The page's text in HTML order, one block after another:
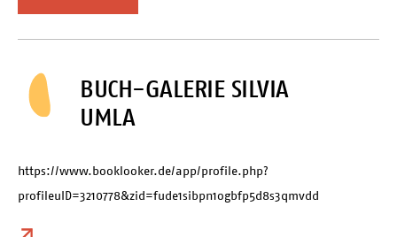
BUCH-GALERIE SILVIA
UMLA
https://www.booklooker.de/app/profile.php?
profileuID=3210778&zid=fude1sibpn1ogbfp5d8s3qmvdd